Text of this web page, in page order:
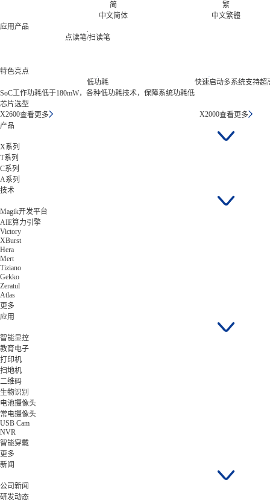
简
中文简体
繁
中文繁體
应用产品
点读笔/扫读笔
特色亮点
低功耗
SoC工作功耗低于180mW，各种低功耗技术，保障系统功耗低
快速启动多系统支持超
芯片选型
X2600查看更多 X2000查看更多
产品
X系列
T系列
C系列
A系列
技术
Magik开发平台
AIE算力引擎
Victory
XBurst
Hera
Mert
Tiziano
Gekko
Zeratul
Atlas
更多
应用
智能显控
教育电子
打印机
扫地机
二维码
生物识别
电池摄像头
常电摄像头
USB Cam
NVR
智能穿戴
更多
新闻
公司新闻
研发动态